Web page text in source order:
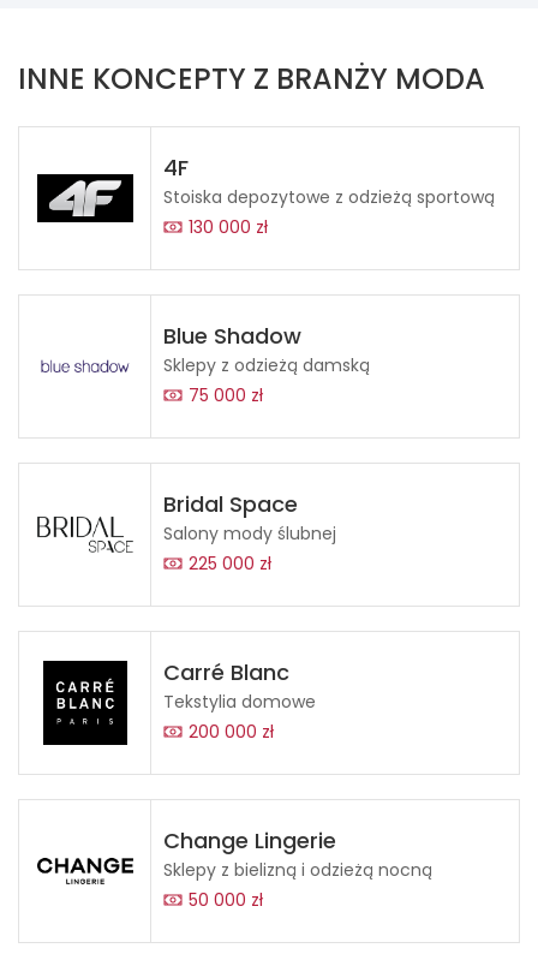
INNE KONCEPTY Z BRANŻY MODA
4F
Stoiska depozytowe z odzieżą sportową
130 000 zł
Blue Shadow
Sklepy z odzieżą damską
75 000 zł
Bridal Space
Salony mody ślubnej
225 000 zł
Carré Blanc
Tekstylia domowe
200 000 zł
Change Lingerie
Sklepy z bielizną i odzieżą nocną
50 000 zł